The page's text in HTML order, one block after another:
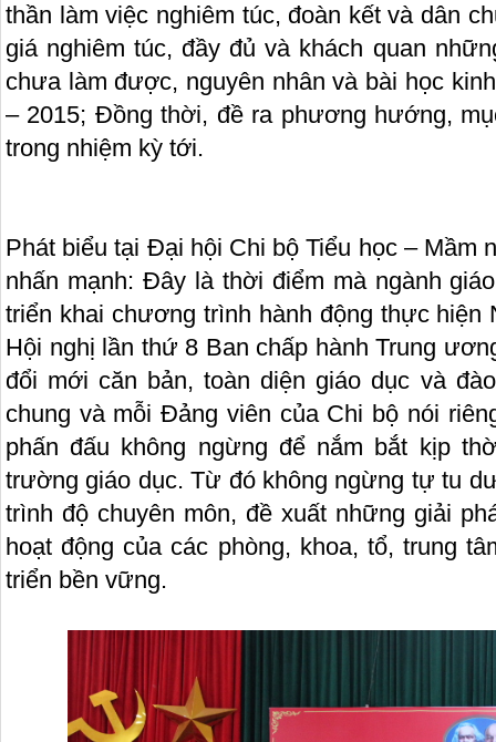
thần làm việc nghiêm túc, đoàn kết và dân
giá nghiêm túc, đầy đủ và khách quan
chưa làm được, nguyên nhân và bài học
– 2015; Đồng thời, đề ra phương hướng,
trong nhiệm kỳ tới.
Phát biểu tại Đại hội Chi bộ Tiểu học – Mầm
nhấn mạnh: Đây là thời điểm mà ngành
triển khai chương trình hành động thực hiện
Hội nghị lần thứ 8 Ban chấp hành Trung
đổi mới căn bản, toàn diện giáo dục và
chung và mỗi Đảng viên của Chi bộ nói
phấn đấu không ngừng để nắm bắt kịp
trường giáo dục. Từ đó không ngừng tự tu
trình độ chuyên môn, đề xuất những giải
hoạt động của các phòng, khoa, tổ, trung
triển bền vững.